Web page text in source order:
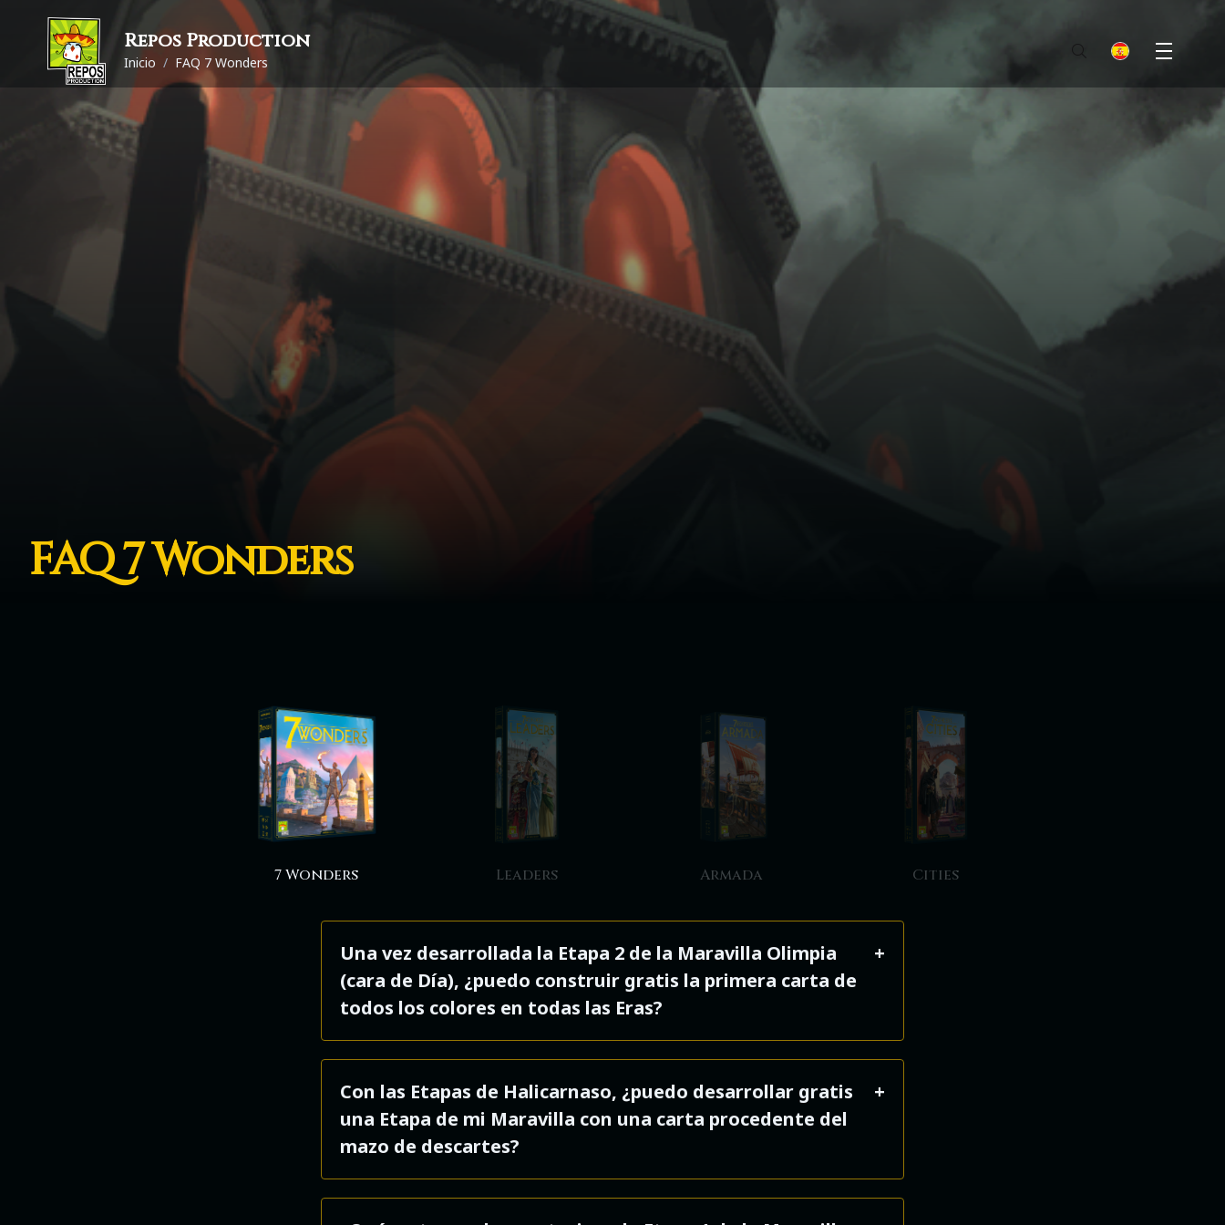
Repos Production
Inicio / FAQ 7 Wonders es
FAQ 7 Wonders
7 Wonders Leaders Armada Cities
Una vez desarrollada la Etapa 2 de la Maravilla Olimpia
(cara de Día), ¿puedo construir gratis la primera carta de
todos los colores en todas las Eras?
aquellos colores que todavía no tengas en tu Ciudad, sin
importar la Era que esté en curso. Si ya has construido una
carta Azul en tu Ciudad, no puedes utilizar este efecto para
Con las Etapas de Halicarnaso, ¿puedo desarrollar gratis
una Etapa de mi Maravilla con una carta procedente del
mazo de descartes?